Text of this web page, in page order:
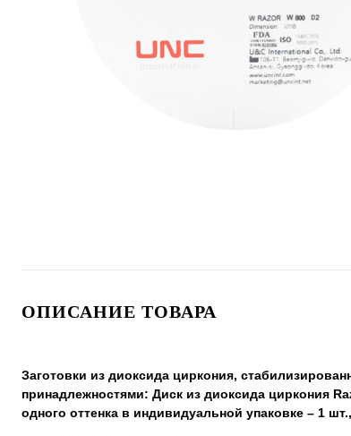
ОПИСАНИЕ ТОВАРА
Заготовки из диоксида циркония,
принадлежностями: Диск из диоксида циркония
одного оттенка в индивидуальной упаковке – 1